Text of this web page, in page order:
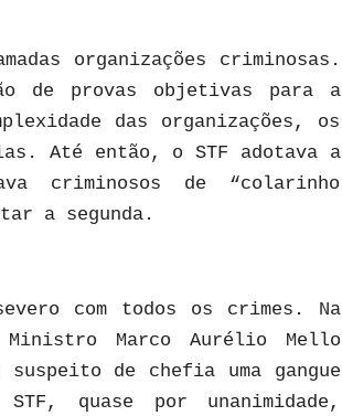
organizações criminosas.
de provas objetivas para a
das organizações, os
Até então, o STF adotava a
criminosos de “colarinho
a segunda.
com todos os crimes. Na
Ministro Marco Aurélio Mello
suspeito de chefia uma gangue
quase por unanimidade,